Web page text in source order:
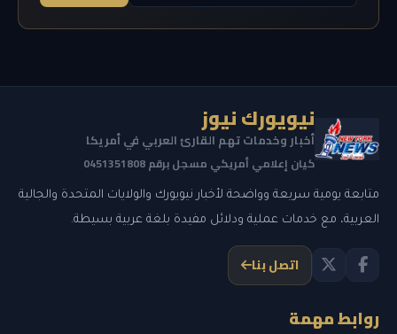
نيويورك نيوز
أخبار وخدمات تهم القارئ العربي في أمريكا
كيان إعلامي أمريكي مسجل برقم 0451351808
متابعة يومية سريعة وواضحة لأخبار نيويورك والولايات المتحدة والجالية
العربية، مع خدمات عملية ودلائل مفيدة بلغة عربية بسيطة.
اتصل بنا
روابط مهمة